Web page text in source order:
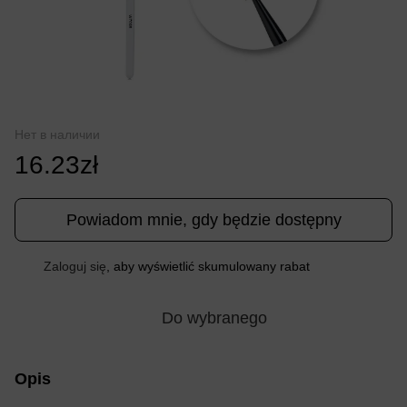
Нет в наличии
16.23zł
Powiadom mnie, gdy będzie dostępny
Zaloguj się , aby wyświetlić skumulowany rabat
Do wybranego
Opis